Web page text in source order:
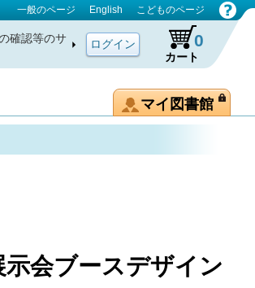
一般のページ English こどものページ
確認等のサ
カート
0
マイ図書館
会ブースデザイン